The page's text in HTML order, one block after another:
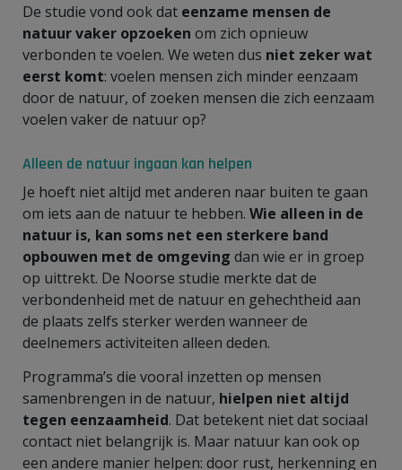
De studie vond ook dat eenzame mensen de
natuur vaker opzoeken om zich opnieuw
verbonden te voelen. We weten dus niet zeker wat
eerst komt: voelen mensen zich minder eenzaam
door de natuur, of zoeken mensen die zich eenzaam
voelen vaker de natuur op?
Alleen de natuur ingaan kan helpen
Je hoeft niet altijd met anderen naar buiten te gaan
om iets aan de natuur te hebben. Wie alleen in de
natuur is, kan soms net een sterkere band
opbouwen met de omgeving dan wie er in groep
op uittrekt. De Noorse studie merkte dat de
verbondenheid met de natuur en gehechtheid aan
de plaats zelfs sterker werden wanneer de
deelnemers activiteiten alleen deden.
Programma’s die vooral inzetten op mensen
samenbrengen in de natuur, hielpen niet altijd
tegen eenzaamheid. Dat betekent niet dat sociaal
contact niet belangrijk is. Maar natuur kan ook op
een andere manier helpen: door rust, herkenning en